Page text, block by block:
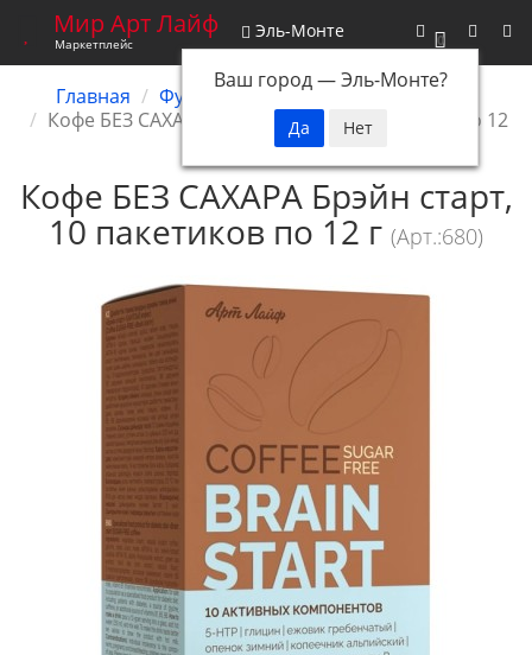
0
Мир Арт Лайф
Маркетплейс
Эль-Монте
Ваш город —Эль-Монте?
Главная Функциональное питание
Кофе БЕЗ САХАРА Брэйн старт, 10 пакетиков по 12
Кофе БЕЗ САХАРА Брэйн старт,
10 пакетиков по 12 г (Арт.:680)